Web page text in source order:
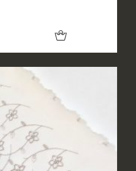
Додати в кошик